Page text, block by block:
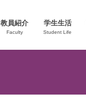
教員紹介
Faculty
学生生活
Student Life